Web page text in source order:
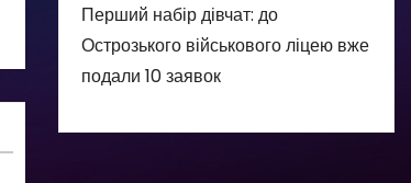
Перший набір дівчат: до
Острозького військового ліцею вже
подали 10 заявок